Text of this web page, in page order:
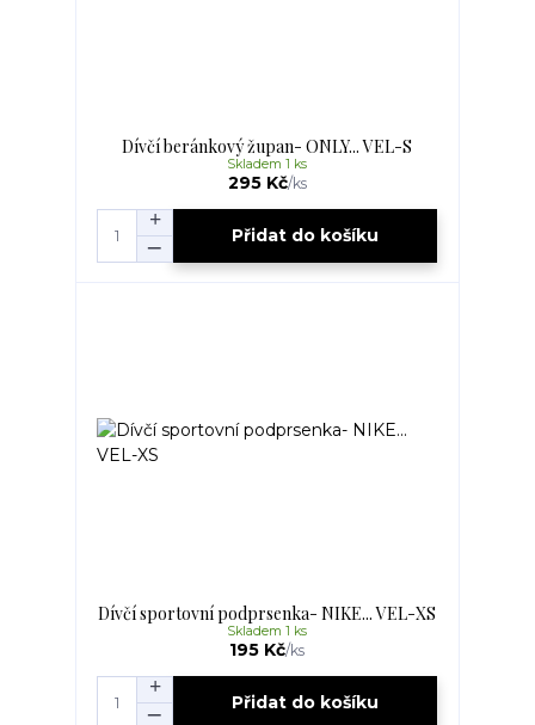
Dívčí beránkový župan- ONLY... VEL-S
295 Kč/ks
Skladem 1 ks
Přidat do košíku
Dívčí sportovní podprsenka- NIKE... VEL-XS
195 Kč/ks
Skladem 1 ks
Přidat do košíku